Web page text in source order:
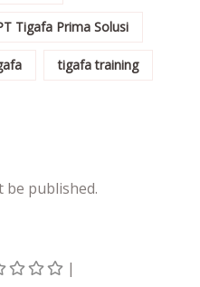
Tigafa Prima Solusi
tigafa training
be published.